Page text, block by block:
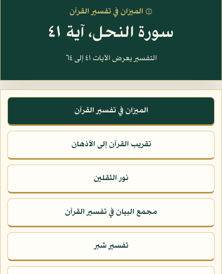
۞ الميزان في تفسير القرآن
سورة النحل، آية ٤١
التفسير يعرض الآيات ٤١ إلى ٦٤
الميزان في تفسير القرآن
تقريب القرآن إلى الأذهان
نور الثقلين
مجمع البيان في تفسير القرآن
تفسير شبر